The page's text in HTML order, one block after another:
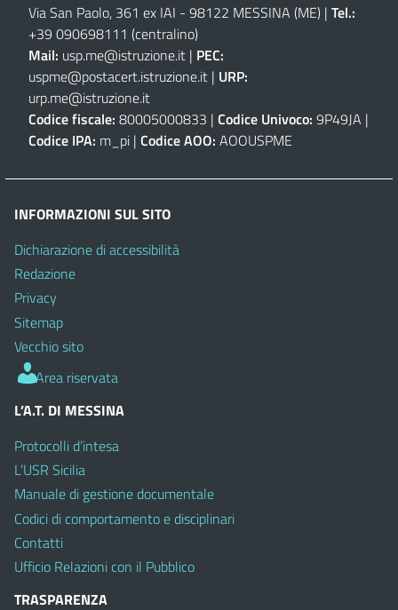
Via San Paolo, 361 ex IAI - 98122 MESSINA (ME) | Tel.:
+39 090698111 (centralino)
Mail: usp.me@istruzione.it | PEC:
uspme@postacert.istruzione.it | URP:
urp.me@istruzione.it
Codice fiscale: 80005000833 | Codice Univoco: 9P49JA |
Codice IPA: m_pi | Codice AOO: AOOUSPME
INFORMAZIONI SUL SITO
Dichiarazione di accessibilità
Redazione
Privacy
Sitemap
Vecchio sito
Area riservata
L’A.T. DI MESSINA
Protocolli d’intesa
L’USR Sicilia
Manuale di gestione documentale
Codici di comportamento e disciplinari
Contatti
Ufficio Relazioni con il Pubblico
TRASPARENZA